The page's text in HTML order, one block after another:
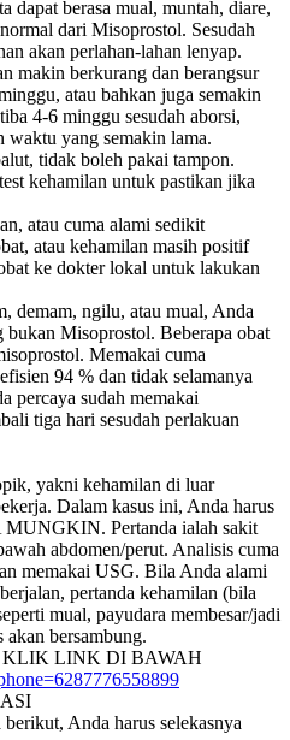
dapat berasa mual, muntah, diare,
dari Misoprostol. Sesudah
akan perlahan-lahan lenyap.
makin berkurang dan berangsur
atau bahkan juga semakin
4-6 minggu sesudah aborsi,
waktu yang semakin lama.
tidak boleh pakai tampon.
kehamilan untuk pastikan jika
atau cuma alami sedikit
atau kehamilan masih positif
ke dokter lokal untuk lakukan
demam, ngilu, atau mual, Anda
Misoprostol. Beberapa obat
Memakai cuma
94 % dan tidak selamanya
percaya sudah memakai
tiga hari sesudah perlakuan
yakni kehamilan di luar
Dalam kasus ini, Anda harus
Pertanda ialah sakit
abdomen/perut. Analisis cuma
memakai USG. Bila Anda alami
pertanda kehamilan (bila
mual, payudara membesar/jadi
akan bersambung.
KLIK LINK DI BAWAH
Anda harus selekasnya